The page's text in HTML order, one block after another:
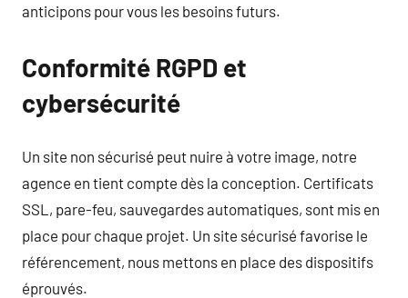
anticipons pour vous les besoins futurs.
Conformité RGPD et
cybersécurité
Un site non sécurisé peut nuire à votre image, notre
agence en tient compte dès la conception. Certificats
SSL, pare-feu, sauvegardes automatiques, sont mis en
place pour chaque projet. Un site sécurisé favorise le
référencement, nous mettons en place des dispositifs
éprouvés.